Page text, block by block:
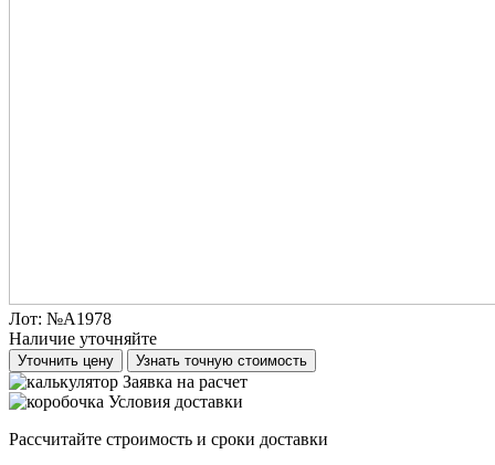
Лот: №А1978
Наличие уточняйте
Уточнить цену Узнать точную стоимость
Заявка на расчет
Условия доставки
Рассчитайте строимость и сроки доставки